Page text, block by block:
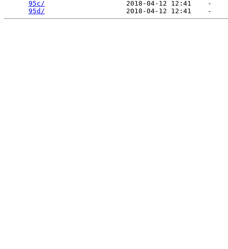
95c/
                    2018-04-12 12:41    -
95d/